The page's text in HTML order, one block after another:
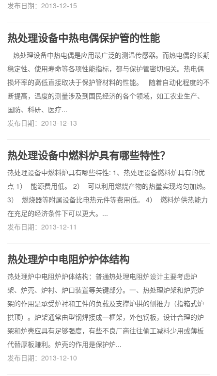
发布日期：2013-12-15
热处理设备中热电偶保护管的性能
热处理设备中热电偶是应用最广泛的测温传感器。而热电偶的长期
稳定性、使用寿命等各项性能指标，都与保护管密切相关。热电偶
损坏率的高低直接取决于保护管材料的性能。 随着自动化程度的不
断提高，温度的测量涉及到国民经济的各个领域，如工农业生产、
国防、科研、医疗...
发布日期：2013-12-13
热处理设备中燃料炉具有哪些特性？
热处理设备中燃料炉具有哪些特性: 1、热处理设备燃料炉具有的优
点 1） 能源费用低。 2） 可以利用燃烧产物的热量实现均匀加热。
3） 燃烧器等附属设备比电热元件等费用低。 4） 燃料炉供热能力
在充足的经济条件下可以更大。...
发布日期：2013-12-11
热处理炉中电阻炉炉体结构
热处理炉中电阻炉炉体结构：普通热处理电阻炉设计主要考虑炉
架、炉壳、炉衬、炉口装置等关键部分。一、热处理炉架和炉壳炉
架的作用是承受炉衬和工件的负载及支撑炉拱的侧推力（指箱式炉
拱顶）。炉架通常由型钢焊接成一框架，外包钢板，设计合理的炉
架和炉壳应具有足够强度，有些不良厂商往往偷工减料少用或薄板
代替厚板赚利。炉壳的作用是保护炉...
发布日期：2013-12-10